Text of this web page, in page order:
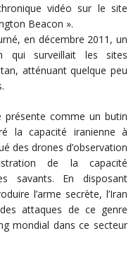
vidéo sur le site
Beacon ».
en décembre 2011, un
qui surveillait les sites
atténuant quelque peu
comme un butin
la capacité iranienne à
des drones d’observation
de la capacité
savants. En disposant
l’arme secrète, l’Iran
attaques de ce genre
mondial dans ce secteur